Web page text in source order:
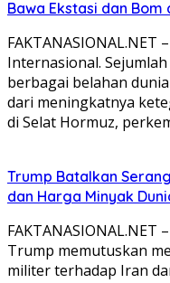
Bawa Ekstasi dan Bom
FAKTANASIONAL.NET
Internasional.
berbagai belahan
dari meningkatnya
di Selat Hormuz,
Trump Batalkan
dan Harga Minyak
FAKTANASIONAL.NET
Trump memutuskan
militer terhadap Iran